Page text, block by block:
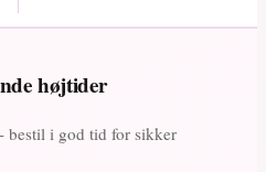
højtider
bestil i god tid for sikker